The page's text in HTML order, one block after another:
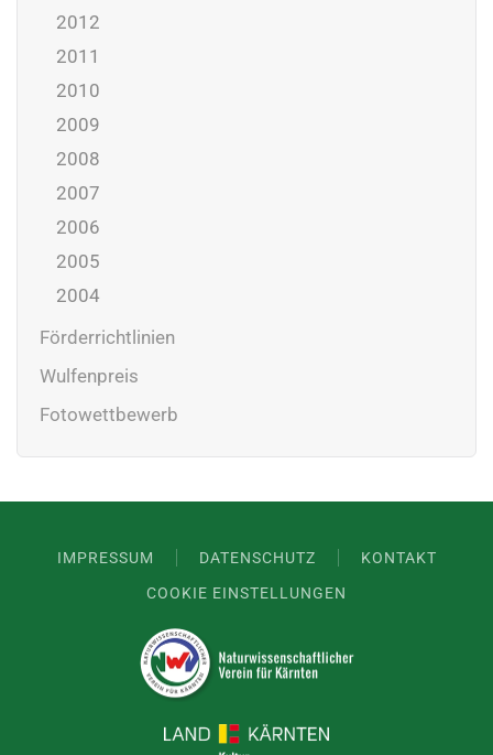
2012
2011
2010
2009
2008
2007
2006
2005
2004
Förderrichtlinien
Wulfenpreis
Fotowettbewerb
IMPRESSUM DATENSCHUTZ
KONTAKT
COOKIE EINSTELLUNGEN